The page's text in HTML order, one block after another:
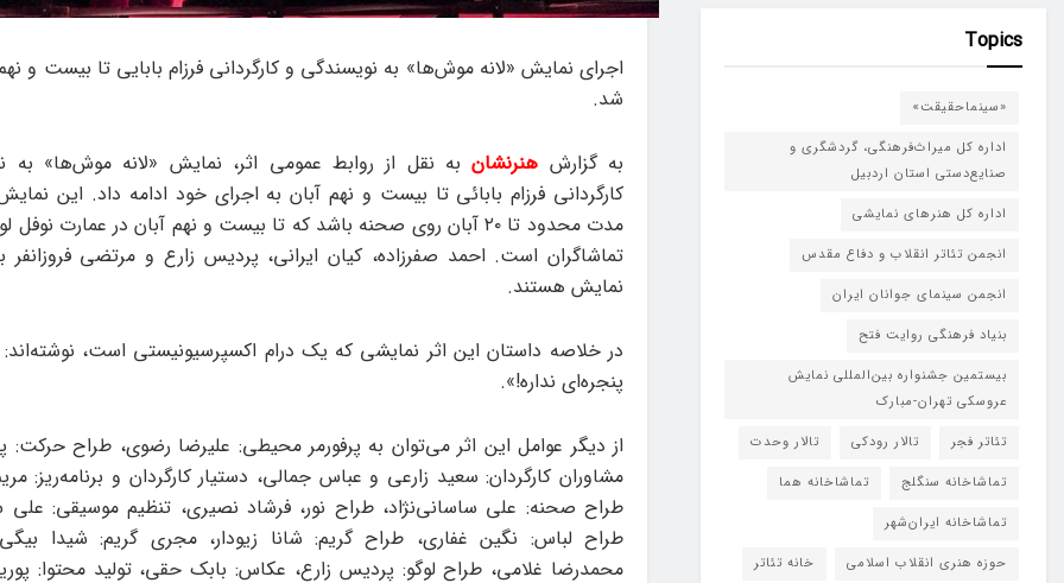
اجرای نمایش «لانه‌ موش‌ها» به نویسندگی و کارگردانی فرزام بابایی تا بیست‌ و
شد.
به گزارش هنرنشان به نقل از روابط عمومی اثر، نمایش «لانه‌ موش‌ها» به
کارگردانی فرزام بابائی تا بیست‌ و نهم آبان به اجرای خود ادامه داد. این
مدت محدود تا ۲۰ آبان روی صحنه باشد که تا بیست‌ و نهم آبان در عمارت نوفل‌
تماشاگران است. احمد صفرزاده، کیان ایرانی، پردیس زارع و مرتضی فروزانفر
نمایش هستند.
در خلاصه داستان این اثر نمایشی که یک درام اکسپرسیونیستی است،
پنجره‌ای نداره!».
از دیگر عوامل این اثر می‌توان به پرفورمر محیطی: علیرضا رضوی، طراح حرکت:
مشاوران کارگردان: سعید زارعی و عباس جمالی، دستیار کارگردان و برنامه‌ریز:
طراح صحنه: علی ساسانی‌نژاد، طراح نور، فرشاد نصیری، تنظیم موسیقی: علی
طراح لباس: نگین غفاری، طراح گریم: شانا زیودار، مجری گریم: شیدا
Topics
«سینماحقیقت»
اداره کل میراث‌فرهنگی، گردشگری و
صنایع‌دستی استان اردبیل
اداره کل هنرهای نمایشی
انجمن تئاتر انقلاب و دفاع مقدس
انجمن سینمای جوانان ایران
بنیاد فرهنگی روایت فتح
بیستمین جشنواره بین‌المللی نمایش
عروسکی تهران-مبارک
تئاتر فجر
تالار رودکی
تالار وحدت
تماشاخانه سنگلج
تماشاخانه هما
تماشاخانه‌ ایران‌شهر
حوزه هنری انقلاب اسلامی
خانه تئاتر